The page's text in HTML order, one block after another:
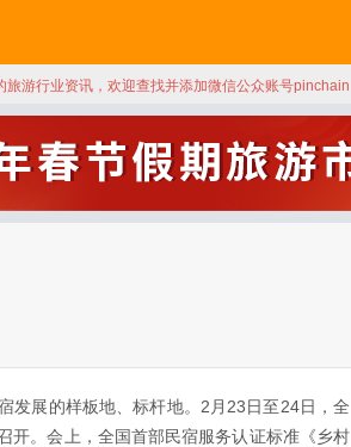
游行业资讯，欢迎查找并添加微信公众账号pinchain
发展的样板地、标杆地。2月23日至24日，全
开。会上，全国首部民宿服务认证标准《乡村